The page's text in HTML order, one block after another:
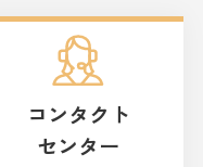
コンタクト
センター